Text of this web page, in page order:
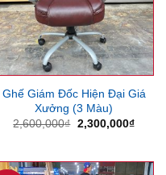
Ghế Giám Đốc Hiện Đại Giá
Xưởng (3 Màu)
2,600,000₫ Giá
2,300,000₫Giá